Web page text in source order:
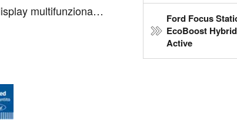
multifunzionale
ABS, ...
Ford Focus
EcoBoost
Active